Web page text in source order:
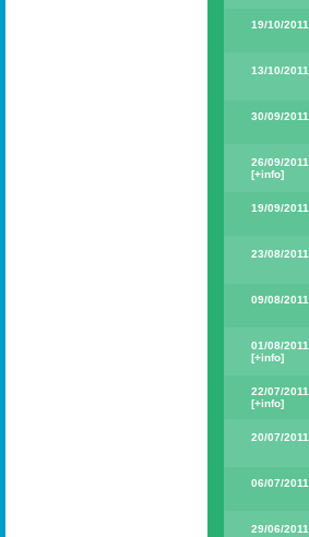
19/10/2011
13/10/2011
30/09/2011
26/09/2011
[+info]
19/09/2011
23/08/2011
09/08/2011
01/08/2011
[+info]
22/07/2011
[+info]
20/07/2011
06/07/2011
29/06/2011